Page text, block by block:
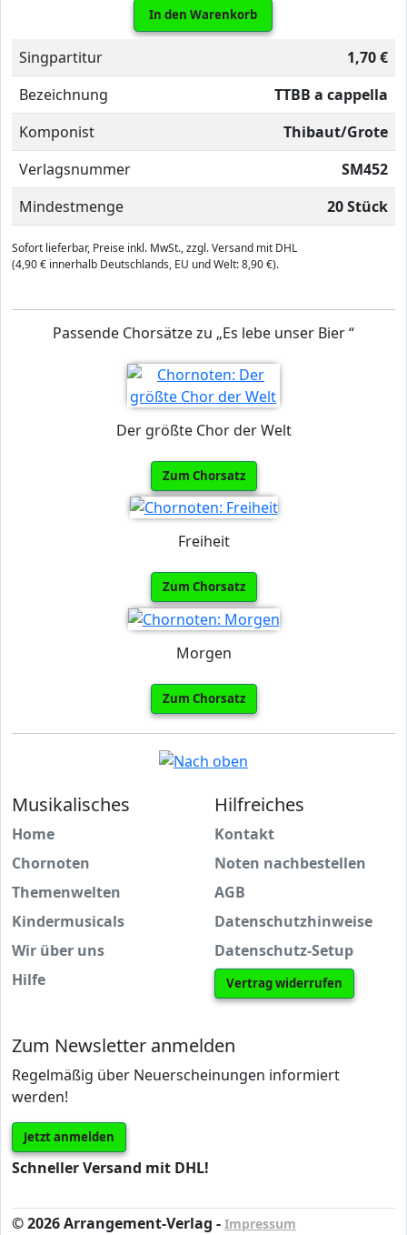
In den Warenkorb
Singpartitur
1,70 €
Bezeichnung
TTBB a cappella
Komponist
Thibaut/Grote
Verlagsnummer
SM452
Mindestmenge
20 Stück
Sofort lieferbar, Preise inkl. MwSt., zzgl. Versand mit DHL
(4,90 € innerhalb Deutschlands, EU und Welt: 8,90 €).
Passende Chorsätze zu „Es lebe unser Bier “
Der größte Chor der Welt
Zum Chorsatz
Freiheit
Zum Chorsatz
Morgen
Zum Chorsatz
Musikalisches
Home
Chornoten
Themenwelten
Kindermusicals
Wir über uns
Hilfe
Hilfreiches
Kontakt
Noten nachbestellen
AGB
Datenschutzhinweise
Datenschutz-Setup
Vertrag widerrufen
Zum Newsletter anmelden
Regelmäßig über Neuerscheinungen informiert
werden!
Jetzt anmelden
Schneller Versand mit DHL!
© 2026 Arrangement-Verlag - Impressum